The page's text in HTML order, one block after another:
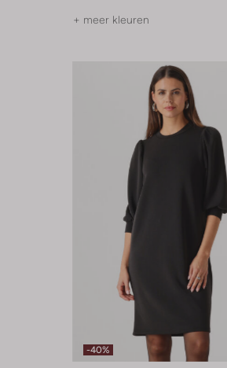
+ meer kleuren
-40%